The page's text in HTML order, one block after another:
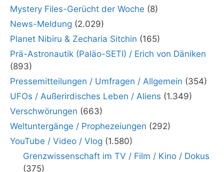
Mystery Files-Gerücht der Woche (8)
News-Meldung (2.029)
Planet Nibiru & Zecharia Sitchin (165)
Prä-Astronautik (Paläo-SETI) / Erich von Däniken
(893)
Pressemitteilungen / Umfragen / Allgemein (354)
UFOs / Außerirdisches Leben / Aliens (1.349)
Verschwörungen (663)
Weltuntergänge / Prophezeiungen (292)
YouTube / Video / Vlog (1.580)
Grenzwissenschaft im TV / Film / Kino / Dokus
(375)